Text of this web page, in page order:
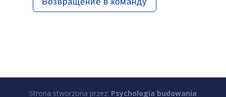
Strona stworzona przez: Psychologia budowania